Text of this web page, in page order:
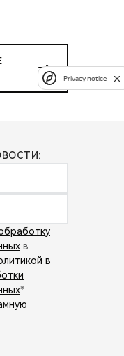
в
в
*
Privacy notice